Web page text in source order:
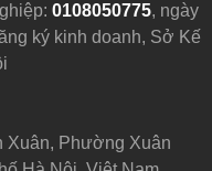
0108050775, ngày
ký kinh doanh, Sở Kế
Xuân, Phường Xuân